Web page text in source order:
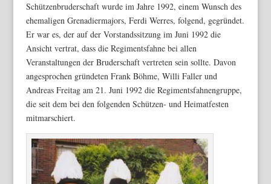
Schützenbruderschaft wurde im Jahre 1992, einem Wunsch des
ehemaligen Grenadiermajors, Ferdi Werres, folgend, gegründet.
Er war es, der auf der Vorstandssitzung im Juni 1992 die
Ansicht vertrat, dass die Regimentsfahne bei allen
Veranstaltungen der Bruderschaft vertreten sein sollte. Davon
angesprochen gründeten Frank Böhme, Willi Faller und
Andreas Freitag am 21. Juni 1992 die Regimentsfahnengruppe,
die seit dem bei den folgenden Schützen- und Heimatfesten
mitmarschiert.